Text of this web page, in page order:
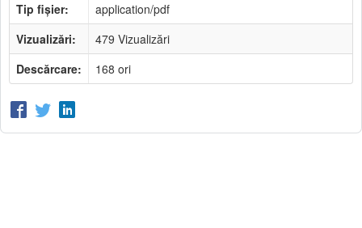
Tip fișier:
application/pdf
Vizualizări:
479 Vizualizări
Descărcare:
168 ori